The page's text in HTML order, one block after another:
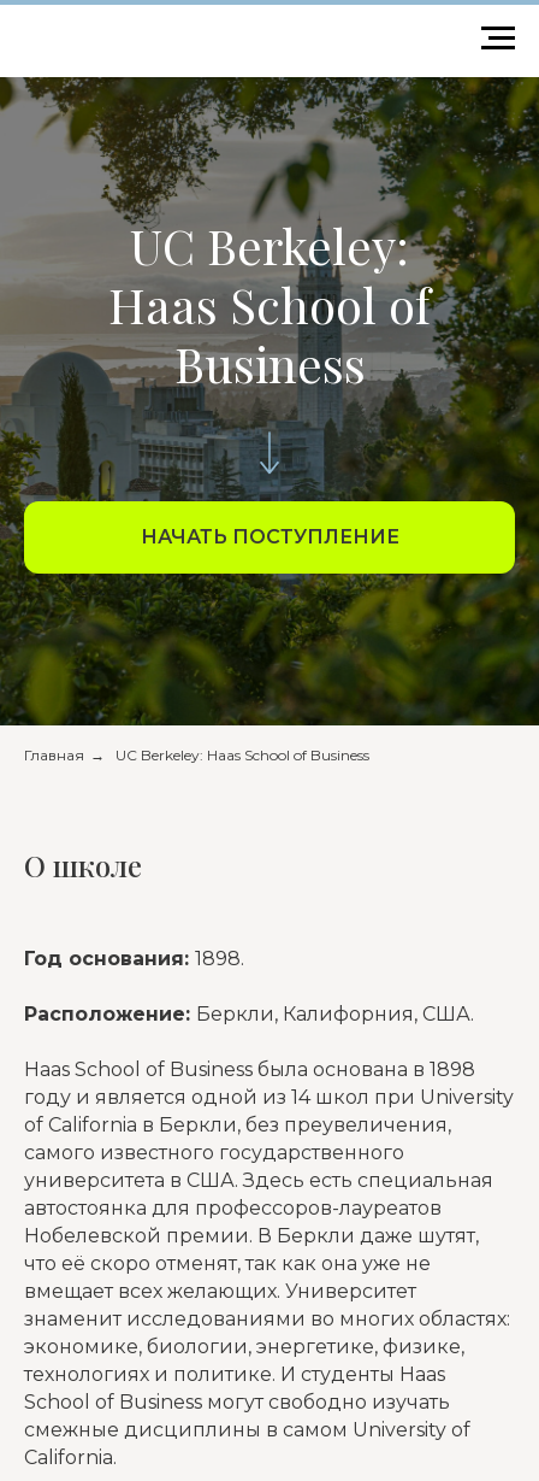
UC Berkeley:
Haas School of
Business
НАЧАТЬ ПОСТУПЛЕНИЕ
Главная → UC Berkeley: Haas School of Business
О школе
Год основания: 1898.
Расположение: Беркли, Калифорния, США.
Haas School of Business была основана в 1898
году и является одной из 14 школ при University
of California в Беркли, без преувеличения,
самого известного государственного
университета в США. Здесь есть специальная
автостоянка для профессоров-лауреатов
Нобелевской премии. В Беркли даже шутят,
что её скоро отменят, так как она уже не
вмещает всех желающих. Университет
знаменит исследованиями во многих областях:
экономике, биологии, энергетике, физике,
технологиях и политике. И студенты Haas
School of Business могут свободно изучать
смежные дисциплины в самом University of
California.